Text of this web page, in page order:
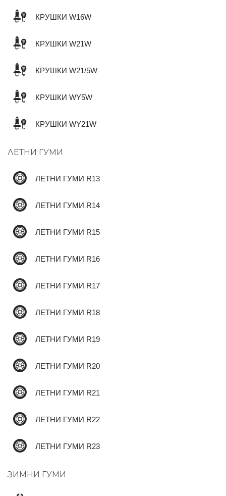
КРУШКИ W16W
КРУШКИ W21W
КРУШКИ W21/5W
КРУШКИ WY5W
КРУШКИ WY21W
ЛЕТНИ ГУМИ
ЛЕТНИ ГУМИ R13
ЛЕТНИ ГУМИ R14
ЛЕТНИ ГУМИ R15
ЛЕТНИ ГУМИ R16
ЛЕТНИ ГУМИ R17
ЛЕТНИ ГУМИ R18
ЛЕТНИ ГУМИ R19
ЛЕТНИ ГУМИ R20
ЛЕТНИ ГУМИ R21
ЛЕТНИ ГУМИ R22
ЛЕТНИ ГУМИ R23
ЗИМНИ ГУМИ